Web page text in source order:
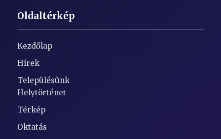
Oldaltérkép
Kezdőlap
Hírek
Településünk
Helytörténet
Térkép
Oktatás